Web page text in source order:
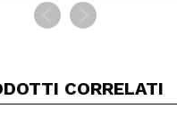
CORRELATI